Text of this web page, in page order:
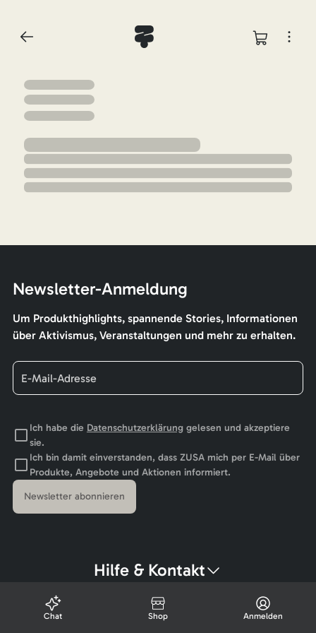
Newsletter-Anmeldung
Um Produkthighlights, spannende Stories, Informationen
über Aktivismus, Veranstaltungen und mehr zu erhalten.
Ich habe die Datenschutzerklärunggelesen und akzeptiere
sie.
Ich bin damit einverstanden, dass ZUSA mich per E-Mail über
Produkte, Angebote und Aktionen informiert.
Newsletter abonnieren
Hilfe & Kontakt
Chat Shop Anmelden